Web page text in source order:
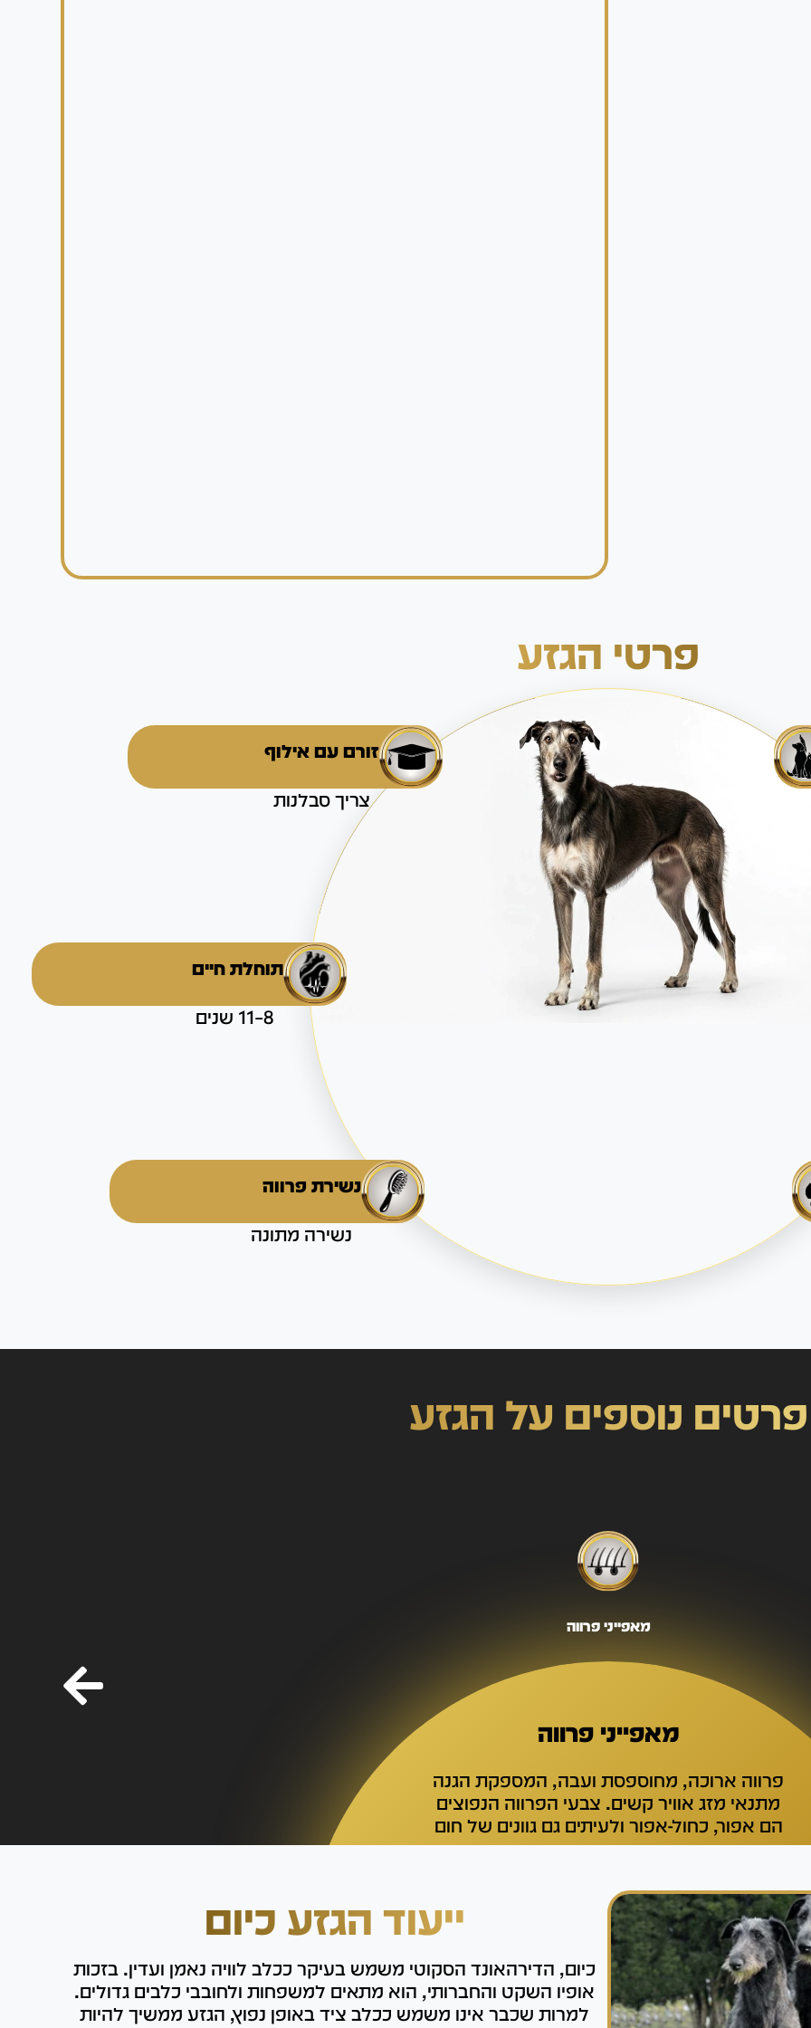
פרטי הגזע
זורם עם אילוף
צריך סבלנות
נשירת פרווה
נשירה מתונה
תוחלת חיים
8–11 שנים
פרטים נוספים על הגזע
מאפייני פרווה
מאפייני פרווה
פרווה ארוכה, מחוספסת ועבה, המספקת הגנה
מתנאי מזג אוויר קשים. צבעי הפרווה הנפוצים
הם אפור, כחול-אפור ולעיתים גם גוונים של חום
ייעוד הגזע כיום
כיום, הדירהאונד הסקוטי משמש בעיקר ככלב לוויה נאמן ועדין. בזכות
אופיו השקט והחברותי, הוא מתאים למשפחות ולחובבי כלבים גדולים.
למרות שכבר אינו משמש ככלב ציד באופן נפוץ, הגזע ממשיך להיות